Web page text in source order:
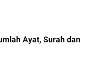
Ayat, Surah dan